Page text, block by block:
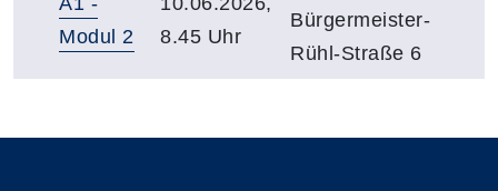
Modul 2
8.45 Uhr
Bürgermeister-
Rühl-Straße 6